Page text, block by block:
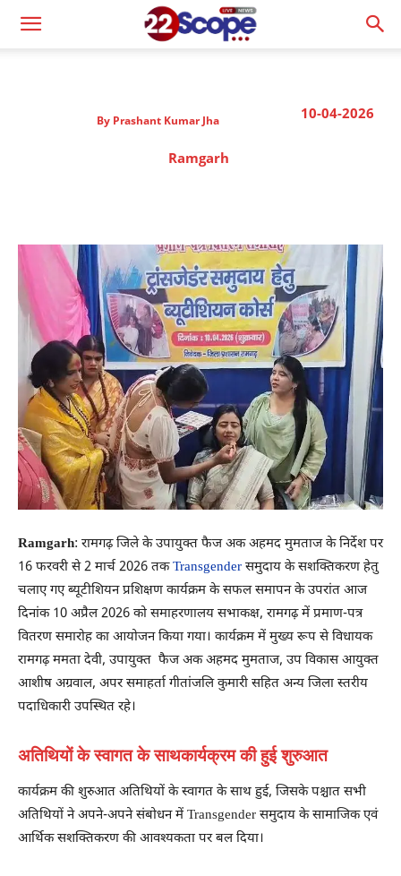
10-04-2026
By Prashant Kumar Jha
Ramgarh
Ramgarh: रामगढ़ जिले के उपायुक्त फैज अक अहमद मुमताज के निर्देश पर
16 फरवरी से 2 मार्च 2026 तकTransgender समुदाय के सशक्तिकरण हेतु
चलाए गए ब्यूटीशियन प्रशिक्षण कार्यक्रम के सफल समापन के उपरांत आज
दिनांक 10 अप्रैल 2026 को समाहरणालय सभाकक्ष, रामगढ़ में प्रमाण-पत्र
वितरण समारोह का आयोजन किया गया। कार्यक्रम में मुख्य रूप से विधायक
रामगढ़ ममता देवी, उपायुक्त फैज अक अहमद मुमताज, उप विकास आयुक्त
आशीष अग्रवाल, अपर समाहर्ता गीतांजलि कुमारी सहित अन्य जिला स्तरीय
पदाधिकारी उपस्थित रहे।
अतिथियों के स्वागत के साथकार्यक्रम की हुई शुरुआत
कार्यक्रम की शुरुआत अतिथियों के स्वागत के साथ हुई, जिसके पश्चात सभी
अतिथियों ने अपने-अपने संबोधन में Transgender समुदाय के सामाजिक एवं
आर्थिक सशक्तिकरण की आवश्यकता पर बल दिया।